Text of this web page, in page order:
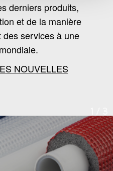
derniers produits,
et de la manière
services à une
NOUVELLES